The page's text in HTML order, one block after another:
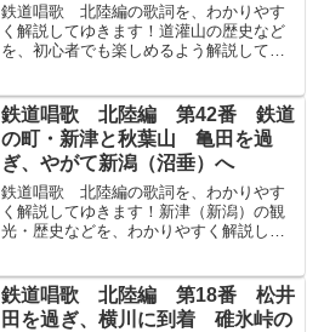
鉄道唱歌 北陸編の歌詞を、わかりやす
く解説してゆきます！道灌山の歴史など
を、初心者でも楽しめるよう解説してゆ
の夜は道灌山どうかんやまの虫のねを
こゝまで風や送るらんさらに...
鉄道唱歌 北陸編 第42番 鉄道
の町・新津と秋葉山 亀田を過
ぎ、やがて新潟（沼垂）へ
鉄道唱歌 北陸編の歌詞を、わかりやす
く解説してゆきます！新津（新潟）の観
光・歴史などを、わかりやすく解説して
田かめだ通心寺つうしんじわするな手荷
物てにもつ傘かさ鞄かば...
鉄道唱歌 北陸編 第18番 松井
田を過ぎ、横川に到着 碓氷峠の